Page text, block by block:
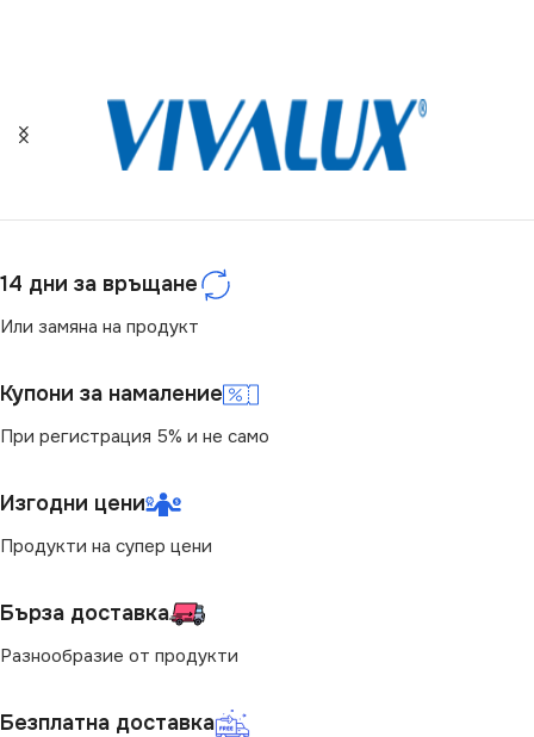
14 дни за връщане
Или замяна на продукт
Купони за намаление
При регистрация 5% и не само
Изгодни цени
Продукти на супер цени
Бърза доставка
Разнообразие от продукти
Безплатна доставка